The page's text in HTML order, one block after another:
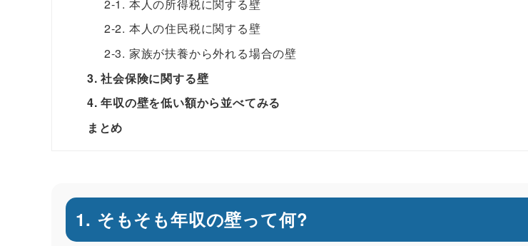
2-1. 本人の所得税に関する壁
2-2. 本人の住民税に関する壁
2-3. 家族が扶養から外れる場合の壁
3. 社会保険に関する壁
4. 年収の壁を低い額から並べてみる
まとめ
1. そもそも年収の壁って何?